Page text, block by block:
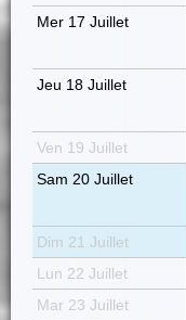
Mer 17 Juillet
Jeu 18 Juillet
Ven 19 Juillet
Sam 20 Juillet
Dim 21 Juillet
Lun 22 Juillet
Mar 23 Juillet